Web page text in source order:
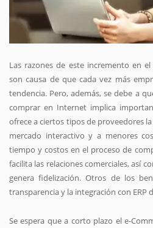
Las razones de este incremento en
son causa de que cada vez más
tendencia. Pero, además, se debe a
comprar en Internet implica
ofrece a ciertos tipos de proveedores
mercado interactivo y a menores
tiempo y costos en el proceso de
facilita las relaciones comerciales, así
genera fidelización. Otros de los
transparencia y la integración con ERP
Se espera que a corto plazo el e-